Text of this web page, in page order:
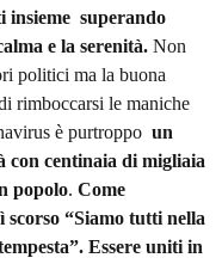
insieme superando
e la serenità. Non
politici ma la buona
rimboccarsi le maniche
è purtroppo un
con centinaia di migliaia
popolo. Come
scorso “Siamo tutti nella
Essere uniti in